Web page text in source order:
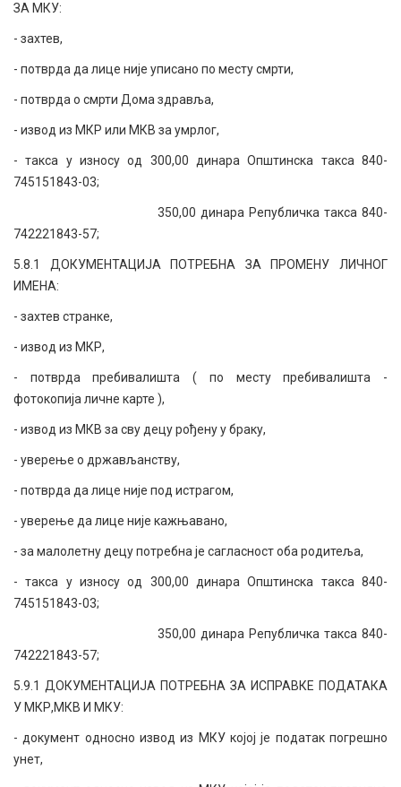
ЗА МКУ:
- захтев,
- потврда да лице није уписано по месту смрти,
- потврда о смрти Дома здравља,
- извод из МКР или МКВ за умрлог,
- такса у износу од 300,00 динара Општинска такса 840-
745151843-03;
350,00 динара Републичка такса 840-
742221843-57;
5.8.1 ДОКУМЕНТАЦИЈА ПОТРЕБНА ЗА ПРОМЕНУ ЛИЧНОГ
ИМЕНА:
- захтев странке,
- извод из МКР,
- потврда пребивалишта ( по месту пребивалишта -
фотокопија личне карте ),
- извод из МКВ за сву децу рођену у браку,
- уверење о држављанству,
- потврда да лице није под истрагом,
- уверење да лице није кажњавано,
- за малолетну децу потребна је сагласност оба родитеља,
- такса у износу од 300,00 динара Општинска такса 840-
745151843-03;
350,00 динара Републичка такса 840-
742221843-57;
5.9.1 ДОКУМЕНТАЦИЈА ПОТРЕБНА ЗА ИСПРАВКЕ ПОДАТАКА
У МКР,МКВ И МКУ:
- документ односно извод из МКУ којој је податак погрешно
унет,